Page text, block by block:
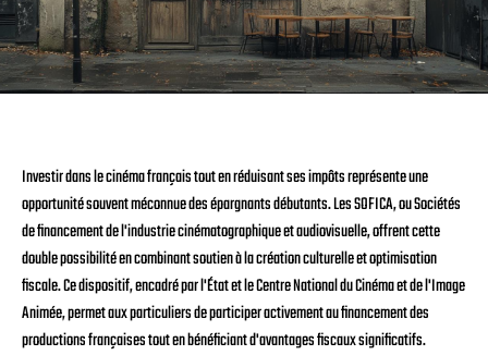
Investir dans le cinéma français tout en réduisant ses impôts représente une
opportunité souvent méconnue des épargnants débutants. Les SOFICA, ou Sociétés
de financement de l'industrie cinématographique et audiovisuelle, offrent cette
double possibilité en combinant soutien à la création culturelle et optimisation
fiscale. Ce dispositif, encadré par l'État et le Centre National du Cinéma et de l'Image
Animée, permet aux particuliers de participer activement au financement des
productions françaises tout en bénéficiant d'avantages fiscaux significatifs.